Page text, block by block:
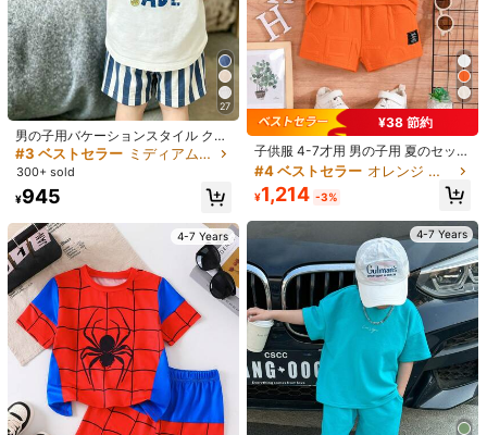
4.96 (500+) もっと見る
小さい
4%
ぴったり
96%
大きい
0%
k***2 カラー: レッド / サイズ: 7Y
身長108cm身長19kgの息子に購入SHEINによくある水着っぽ
い生地のセットアップです
とても可愛いくて何回もリピートして
ますサイズ感はビックシルエットできれる感じです
役に立つ(0)
a***i カラー: マルチカラー / サイズ: 4Y
ツルツル系の生地！暑そう！！帽子はとても大きい！
役に立つ (0)
r***7 カラー: レッド / サイズ: 4Y
息子に似合いすぎてる！！
27
男の子用バケーションスタイル クー
ルで楽しいレモン英語スローガン柄
デザイン、縦ストライプ総柄デザイ
ン、ファッショナブルなラウンドネ
ック半袖Tシャツとショーツセッ
ト、スポーツセット、ホリデーの集
まりやパーティーに適しています、
春/夏に簡単で快適、夏の必須アイテ
ム、ファッションカジュアルウェ
ア、春/夏のストリートウェア、アウ
トドアカジュアルアウトフィット、
新学期の集まり、アウトドアピクニ
ック、ストリート写真、キャンパ
ス、ホリデー、ギフト 春/夏
#3 ベストセラー ミディアムストレッチ ヤングボーイズTシャツコーデ
300+ sold
¥945
4-7 Years
¥38 節約
子供服 4-7才用 男の子用 夏のセッ
ト、文字プリントの短袖トップス＆
カジュアルショーツ、スタイリッシ
ュスポーツ2点セットアウトフィッ
#4 ベストセラー オレンジ ヤングボーイズセット
創業1年
#4 ベストセラー
創業1年
#4 ベストセラー
創業1年
#4 ベストセラー
創業1年
¥1,214 -3%
4-7 Years